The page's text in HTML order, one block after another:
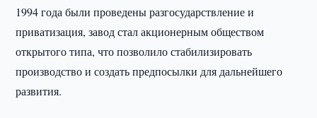
1994 года были проведены разгосударствление и
приватизация, завод стал акционерным обществом
открытого типа, что позволило стабилизировать
производство и создать предпосылки для дальнейшего
развития.